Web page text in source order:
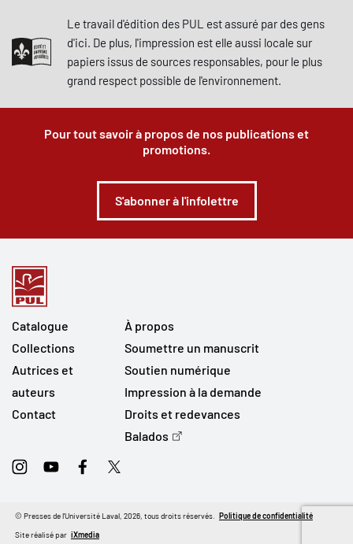
Le travail d'édition des PUL est assuré par des gens
d'ici. De plus, l'impression est elle aussi locale sur
papiers issus de sources responsables, pour le plus
grand respect possible de l'environnement.
Pour tout savoir à propos de nos publications et
promotions.
S'abonner à l'infolettre
Catalogue
Collections
Autrices et
auteurs
Contact
À propos
Soumettre un manuscrit
Soutien numérique
Impression à la demande
Droits et redevances
Balados
InstagramYoutubeFacebookTwitter
Site réalisé par iXmedia
© Presses de l'Université Laval, 2026, tous droits réservés. Politique de confidentialité